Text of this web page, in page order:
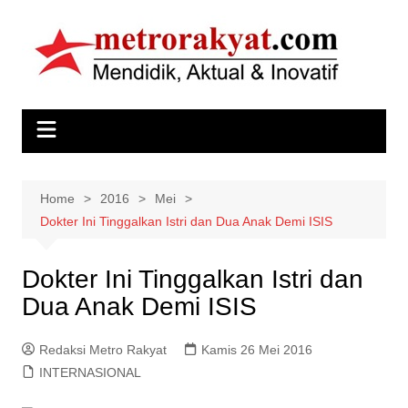
content
Home 2016
Mei
Dokter Ini Tinggalkan Istri dan Dua Anak Demi ISIS
Dokter Ini Tinggalkan Istri dan
Dua Anak Demi ISIS
Redaksi Metro Rakyat
Kamis 26 Mei 2016
INTERNASIONAL